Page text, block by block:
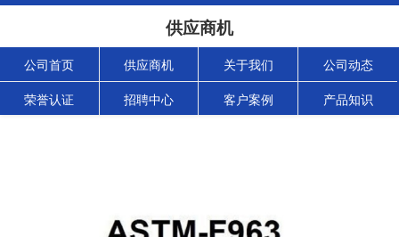
供应商机
公司首页 供应商机 关于我们 公司动态
荣誉认证 招聘中心 客户案例 产品知识